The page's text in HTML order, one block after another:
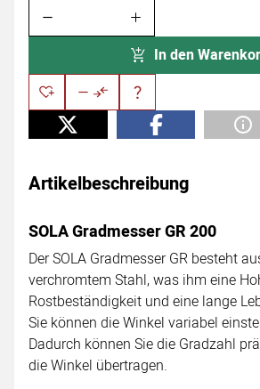
In den
Artikelbeschreibung
SOLA Gradmesser GR 200
Der SOLA Gradmesser GR besteht
verchromtem Stahl, was ihm eine
Rostbeständigkeit und eine lange
Sie können die Winkel variabel
Dadurch können Sie die Gradzahl
die Winkel übertragen.